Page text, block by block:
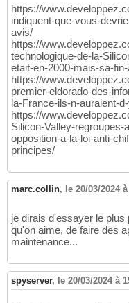
https://
indiquent-que-vous-
avis/
https://
technologique-de-la-
etait-en-2000-mais-sa-
https://
premier-eldorado-des-
la-France-ils-n-auraient-
https://
Silicon-Valley-
opposition-a-la-loi-anti-
principes/
marc.collin, le 20/03/2024
je dirais d'essayer le
qu'on aime, de faire des
maintenance...
spyserver, le 20/03/2024 à